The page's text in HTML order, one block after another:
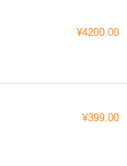
¥4200.00
¥399.00